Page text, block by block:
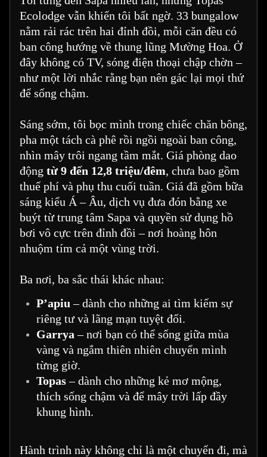
Ecolodge vẫn khiến tôi bất ngờ. 33 bungalow
nằm rải rác trên hai đỉnh đồi, mỗi căn đều có
ban công hướng về thung lũng Mường Hoa. Ở
đây không có TV, sóng điện thoại chập chờn –
như một lời nhắc rằng bạn nên gác lại mọi thứ
để sống chậm.
Sáng sớm, tôi bọc mình trong chiếc chăn bông,
pha một tách cà phê rồi ngồi ngoài ban công,
nhìn mây trôi ngang tầm mắt. Giá phòng dao
động từ 9 đến 12,8 triệu/đêm, chưa bao gồm
thuế phí và phụ thu cuối tuần. Giá đã gồm bữa
sáng kiểu Á – Âu, dịch vụ đưa đón bằng xe
buýt từ trung tâm Sapa và quyền sử dụng hồ
bơi vô cực trên đỉnh đồi – nơi hoàng hôn
nhuộm tím cả một vùng trời.
Ba nơi, ba sắc thái khác nhau:
P’apiu – dành cho những ai tìm kiếm sự
riêng tư và lãng mạn tuyệt đối.
Garrya – nơi bạn có thể sống giữa mùa
vàng và ngắm thiên nhiên chuyển mình
từng giờ.
Topas– dành cho những kẻ mơ mộng,
thích sống chậm và để mây trời lấp đầy
khung hình.
Hành trình này không chỉ là một chuyến đi, mà